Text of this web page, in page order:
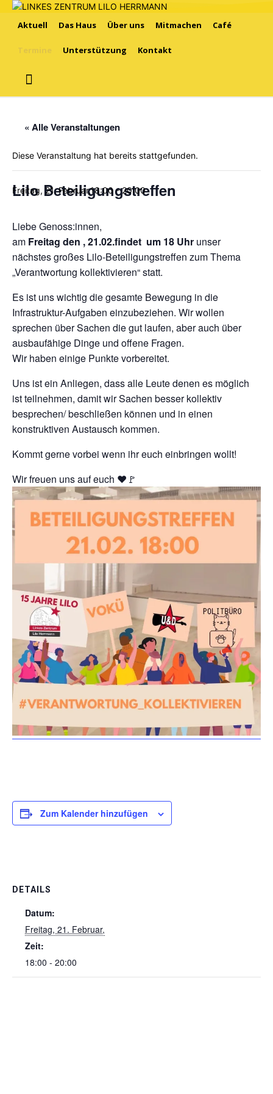
Aktuell Das Haus Über uns Mitmachen Café
Unterstützung Kontakt
« Alle Veranstaltungen
Diese Veranstaltung hat bereits stattgefunden.
Lilo Beteiligungstreffen
Freitag, 21. Februar,18:00-20:00
Liebe Genoss:innen,
am Freitag den , 21.02.findet um 18 Uhr unser
nächstes großes Lilo-Beteiligungstreffen zum Thema
„Verantwortung kollektivieren“ statt.
Es ist uns wichtig die gesamte Bewegung in die
Infrastruktur-Aufgaben einzubeziehen. Wir wollen
sprechen über Sachen die gut laufen, aber auch über
ausbaufähige Dinge und offene Fragen.
Wir haben einige Punkte vorbereitet.
Uns ist ein Anliegen, dass alle Leute denen es möglich
ist teilnehmen, damit wir Sachen besser kollektiv
besprechen/ beschließen können und in einen
konstruktiven Austausch kommen.
Kommt gerne vorbei wenn ihr euch einbringen wollt!
Wir freuen uns auf euch ❤️🚩
Zum Kalender hinzufügen
DETAILS
Datum:
Freitag, 21. Februar,
Zeit:
18:00 - 20:00